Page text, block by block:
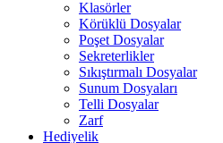
Klasörler
Körüklü Dosyalar
Poşet Dosyalar
Sekreterlikler
Sıkıştırmalı Dosyalar
Sunum Dosyaları
Telli Dosyalar
Zarf
Hediyelik